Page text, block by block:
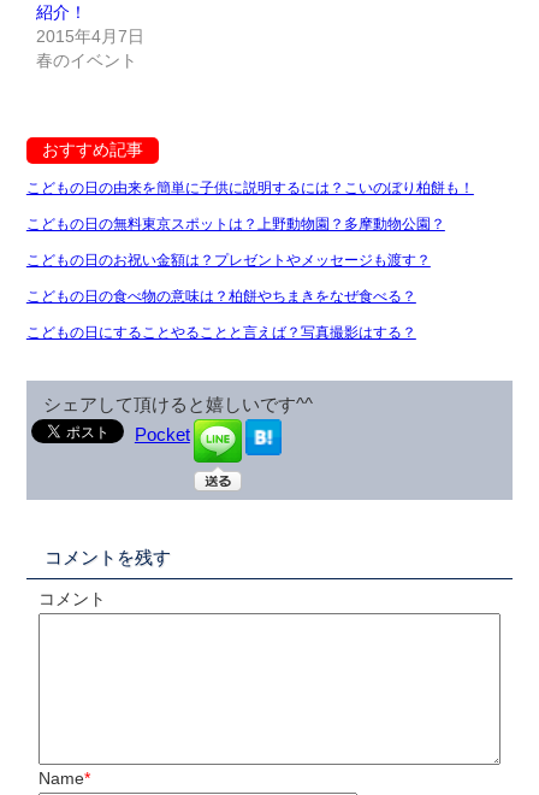
紹介！
2015年4月7日
春のイベント
おすすめ記事
こどもの日の由来を簡単に子供に説明するには？こいのぼり柏餅も！
こどもの日の無料東京スポットは？上野動物園？多摩動物公園？
こどもの日のお祝い金額は？プレゼントやメッセージも渡す？
こどもの日の食べ物の意味は？柏餅やちまきをなぜ食べる？
こどもの日にすることやることと言えば？写真撮影はする？
シェアして頂けると嬉しいです^^
Pocket
コメントを残す
コメント
Name*